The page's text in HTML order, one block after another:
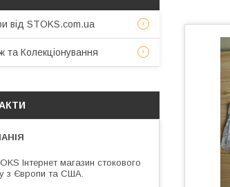
від STOKS.com.ua
та Колекціонування
Інтернет магазин стокового
з Європи та США.